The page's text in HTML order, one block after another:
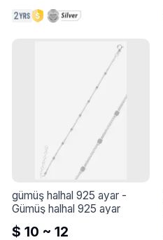
malzemeleriyle çalışabilen
hassasiyet, enerji verimliliği
seçenekleri sunarak modern
ayakkabı üretimine yeni bir
gümüş halhal 925 ayar
Gümüş halhal 925 ayar
$ 10 ~ 12